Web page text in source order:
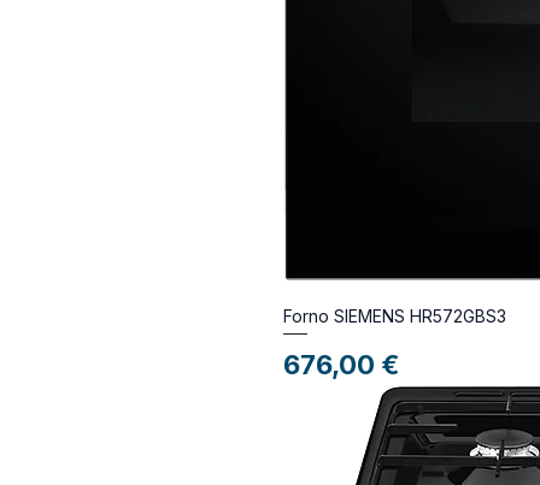
Forno SIEMENS HR572GBS3
Preço
676,00 €